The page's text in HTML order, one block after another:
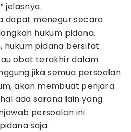
jelasnya.
dapat menegur secara
hukum pidana.
hukum pidana bersifat
obat terakhir dalam
jika semua persoalan
akan membuat penjara
ada sarana lain yang
persoalan ini
saja.